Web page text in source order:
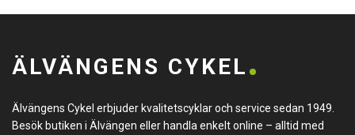
ÄLVÄNGENS CYKEL
Älvängens Cykel erbjuder kvalitetscyklar och service sedan 1949.
Besök butiken i Älvängen eller handla enkelt online – alltid med